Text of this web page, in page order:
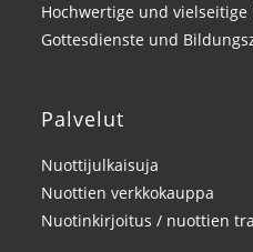
Hochwertige und
Gottesdienste und
Palvelut
Nuottijulkaisuja
Nuottien verkkokauppa
Nuotinkirjoitus / nuottien